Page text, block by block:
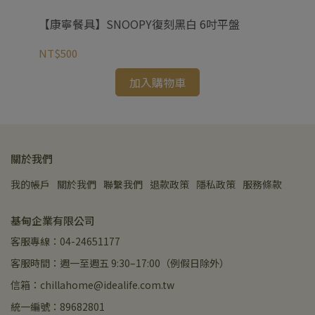
【康寧餐具】SNOOPY復刻黑白 6吋平盤
NT$500
加入購物車
關於我們
我的帳戶 關於我們 聯繫我們 退款政策 隱私政策 服務條款
基甸企業有限公司
客服專線：04-24651177
客服時間：週一至週五 9:30–17:00（例假日除外）
信箱：chillahome@idealife.com.tw
統一編號：89682801